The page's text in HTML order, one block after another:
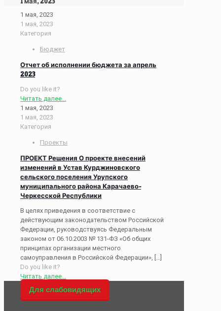
1 мая, 2023
1 мая, 2023
Категория
Бюджет
Отчет об исполнении бюджета за апрель
2023
Do you like it?
Читать далее...
1 мая, 2023
1 мая, 2023
Категория
Проекты
ПРОЕКТ Решения О проекте внесений
изменений в Устав Курджиновского
сельского поселения Урупского
муниципального района Карачаево-
Черкесской Республики
В целях приведения в соответствие с
действующим законодательством Российской
Федерации, руководствуясь Федеральным
законом от 06.10.2003 № 131-ФЗ «Об общих
принципах организации местного
самоуправления в Российской Федерации»,
Do you like it?
Читать далее...
Для слабовидящих